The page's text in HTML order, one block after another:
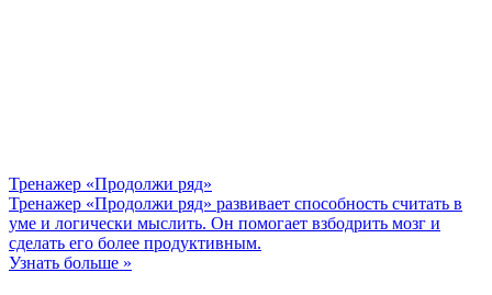
Тренажер «Продолжи ряд»
Тренажер «Продолжи ряд» развивает способность считать в
уме и логически мыслить. Он помогает взбодрить мозг и
сделать его более продуктивным.
Узнать больше »